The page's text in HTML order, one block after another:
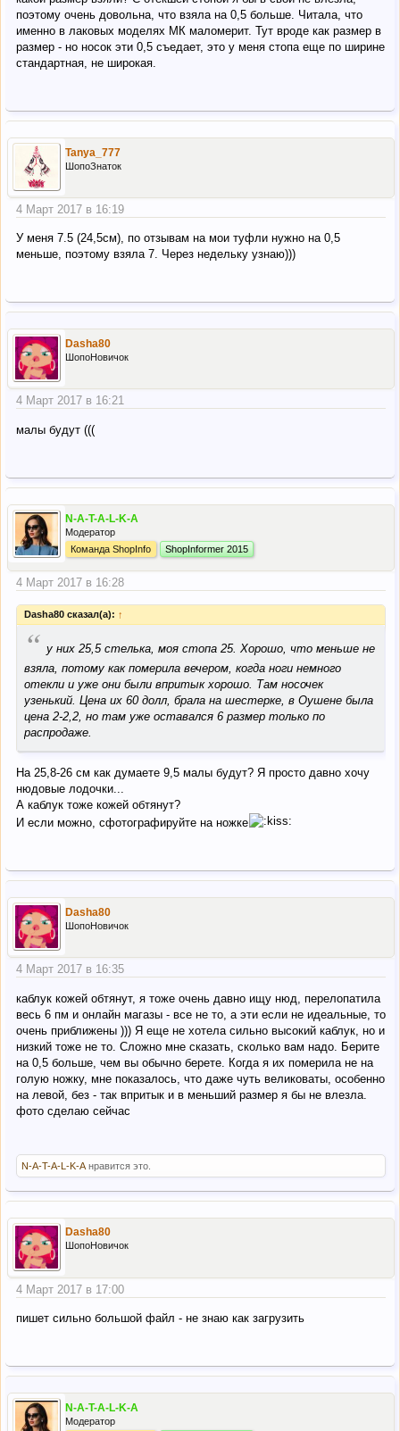
поэтому очень довольна, что взяла на 0,5 больше. Читала, что
именно в лаковых моделях МК маломерит. Тут вроде как размер в
размер - но носок эти 0,5 съедает, это у меня стопа еще по ширине
стандартная, не широкая.
Tanya_777
ШопоЗнаток
4 Март 2017 в 16:19
У меня 7.5 (24,5см), по отзывам на мои туфли нужно на 0,5
меньше, поэтому взяла 7. Через недельку узнаю)))
Dasha80
ШопоНовичок
4 Март 2017 в 16:21
малы будут (((
N-A-T-A-L-K-A
Модератор
Команда ShopInfo
ShopInformer 2015
4 Март 2017 в 16:28
Dasha80 сказал(а): ↑
“ у них 25,5 стелька, моя стопа 25. Хорошо, что меньше не
взяла, потому как померила вечером, когда ноги немного
отекли и уже они были впритык хорошо. Там носочек
узенький. Цена их 60 долл, брала на шестерке, в Оушене была
цена 2-2,2, но там уже оставался 6 размер только по
распродаже.
На 25,8-26 см как думаете 9,5 малы будут? Я просто давно хочу
нюдовые лодочки...
А каблук тоже кожей обтянут?
И если можно, сфотографируйте на ножке
Dasha80
ШопоНовичок
4 Март 2017 в 16:35
каблук кожей обтянут, я тоже очень давно ищу нюд, перелопатила
весь 6 пм и онлайн магазы - все не то, а эти если не идеальные, то
очень приближены ))) Я еще не хотела сильно высокий каблук, но и
низкий тоже не то. Сложно мне сказать, сколько вам надо. Берите
на 0,5 больше, чем вы обычно берете. Когда я их померила не на
голую ножку, мне показалось, что даже чуть великоваты, особенно
на левой, без - так впритык и в меньший размер я бы не влезла.
фото сделаю сейчас
N-A-T-A-L-K-A нравится это.
Dasha80
ШопоНовичок
4 Март 2017 в 17:00
пишет сильно большой файл - не знаю как загрузить
N-A-T-A-L-K-A
Модератор